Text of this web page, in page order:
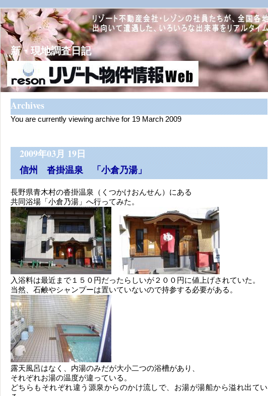
新・現地調査日記
Archives
You are currently viewing archive for 19 March 2009
2009年03月 19日
信州 沓掛温泉 「小倉乃湯」
長野県青木村の沓掛温泉（くつかけおんせん）にある
共同浴場「小倉乃湯」へ行ってみた。
入浴料は最近まで１５０円だったらしいが２００円に値上げされていた。
当然、石鹸やシャンプーは置いていないので持参する必要がある。
露天風呂はなく、内湯のみだが大小二つの浴槽があり、
それぞれお湯の温度が違っている。
どちらもそれぞれ違う源泉からのかけ流しで、お湯が湯船から溢れ出てい